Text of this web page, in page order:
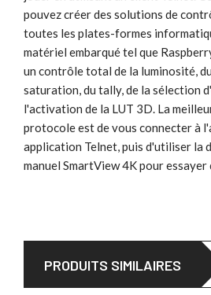
pouvez créer des solutions de
toutes les plates-formes
matériel embarqué tel que
un contrôle total de la luminosité,
saturation, du tally, de la sélection
l'activation de la LUT 3D. La
protocole est de vous connecter à
application Telnet, puis d'utiliser la
manuel SmartView 4K pour essayer
PRODUITS SIMILAIRES